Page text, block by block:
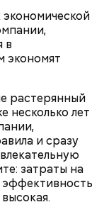
в
экономят
растерянный
несколько лет
и сразу
затраты на
отправить в
душистого